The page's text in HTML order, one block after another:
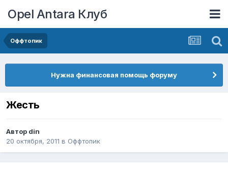
Opel Antara Клуб
Оффтопик
Нужна финансовая помощь форуму
Жесть
Автор din
20 октября, 2011 в Оффтопик